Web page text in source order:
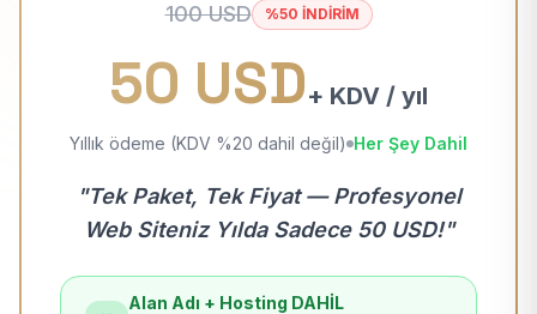
100 USD %50 İNDİRİM
50 USD+ KDV / yıl
Yıllık ödeme (KDV %20 dahil değil) Her Şey Dahil
"Tek Paket, Tek Fiyat — Profesyonel
Web Siteniz Yılda Sadece 50 USD!"
Alan Adı + Hosting DAHİL